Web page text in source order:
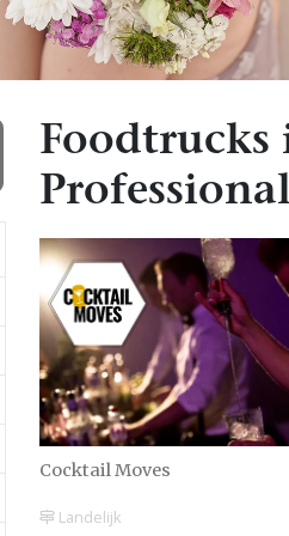
Foodtrucks
Cocktail Moves
Landelijk